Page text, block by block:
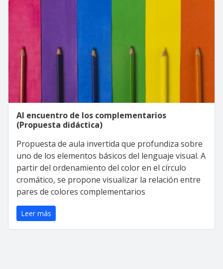
Al encuentro de los complementarios
(Propuesta didáctica)
Propuesta de aula invertida que profundiza sobre
uno de los elementos básicos del lenguaje visual. A
partir del ordenamiento del color en el círculo
cromático, se propone visualizar la relación entre
pares de colores complementarios
Leer más